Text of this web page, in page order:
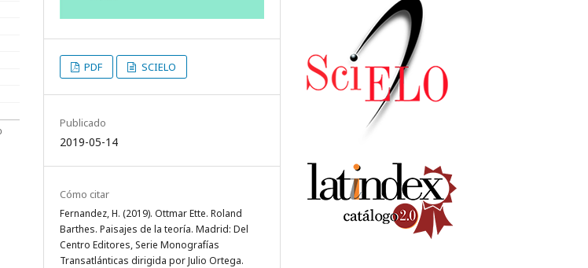
PDF SCIELO
Publicado
2019-05-14
Cómo citar
Fernandez, H. (2019). Ottmar Ette. Roland
Barthes. Paisajes de la teoría. Madrid: Del
Centro Editores, Serie Monografías
Transatlánticas dirigida por Julio Ortega.